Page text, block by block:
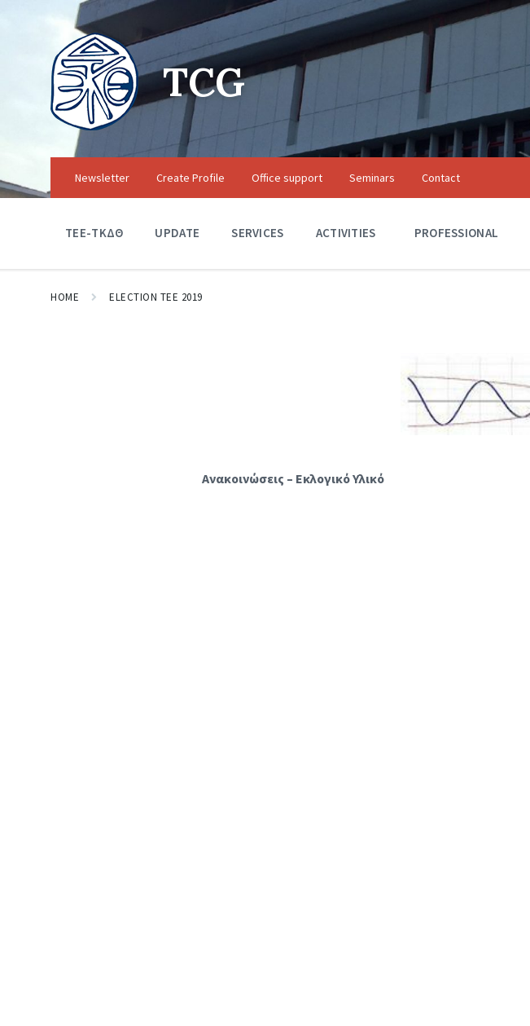
TCG
Newsletter Create Profile Office support Seminars Contact
TEE-ΤΚΔΘ UPDATE SERVICES ACTIVITIES
S
PROFESSIONAL
HOME ELECTION TEE 2019
Ανακοινώσεις – Εκλογικό Υλικό